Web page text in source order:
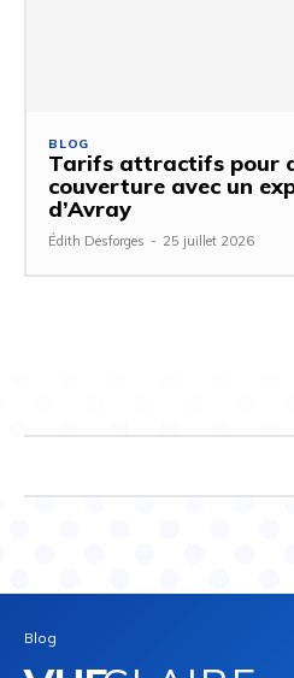
BLOG
Tarifs attractifs pour
couverture avec un
d’Avray
Édith Desforges - 25 juillet 2026
Blog